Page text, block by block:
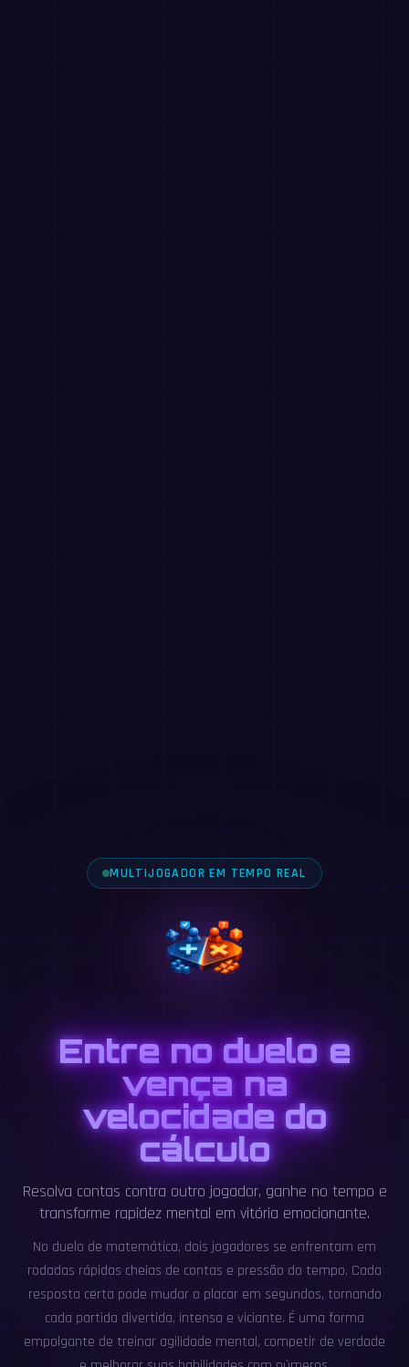
MULTIJOGADOR EM TEMPO REAL
Entre no duelo e
vença na
velocidade do
cálculo
Resolva contas contra outro jogador, ganhe no tempo e
transforme rapidez mental em vitória emocionante.
No duelo de matemática, dois jogadores se enfrentam em
rodadas rápidas cheias de contas e pressão do tempo. Cada
resposta certa pode mudar o placar em segundos, tornando
cada partida divertida, intensa e viciante. É uma forma
empolgante de treinar agilidade mental, competir de verdade